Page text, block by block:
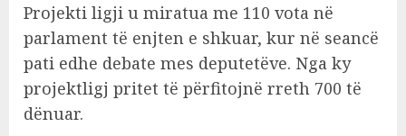
Projekti ligji u miratua me 110 vota në
parlament të enjten e shkuar, kur në seancë
pati edhe debate mes deputetëve. Nga ky
projektligj pritet të përfitojnë rreth 700 të
dënuar.